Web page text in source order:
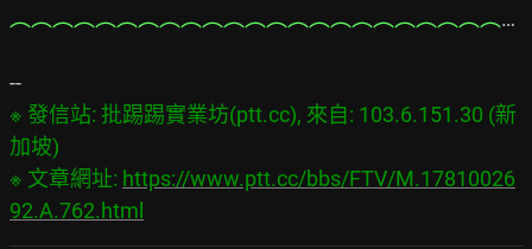
︵︵︵︵︵︵︵︵︵︵︵︵︵︵︵︵︵︵︵︵︵︵︵︵︵︵︵︵︵︵︵︵︵︵︵︵︵︵︵
※ 發信站: 批踢踢實業坊(ptt.cc), 來自: 103.6.151.30 (新
加坡)
※ 文章網址: https://www.ptt.cc/bbs/FTV/M.17810026
92.A.762.html